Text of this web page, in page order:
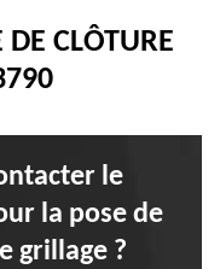
DE CLÔTURE
le
la pose de
grillage ?